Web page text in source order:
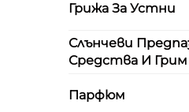
Грижа За Устни
Слънчеви
Средства И Грим
Парфюм